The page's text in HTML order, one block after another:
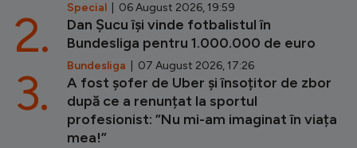
Special | 06 August 2026, 19:59
Dan Șucu își vinde fotbalistul în
Bundesliga pentru 1.000.000 de euro
Bundesliga | 07 August 2026, 17:26
2.
A fost șofer de Uber și însoțitor de zbor
după ce a renunțat la sportul
profesionist: ”Nu mi-am imaginat în viața
mea!”
3.